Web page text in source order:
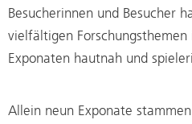
Besucherinnen und Besucher
vielfältigen
Exponaten hautnah und
Allein neun Exponate